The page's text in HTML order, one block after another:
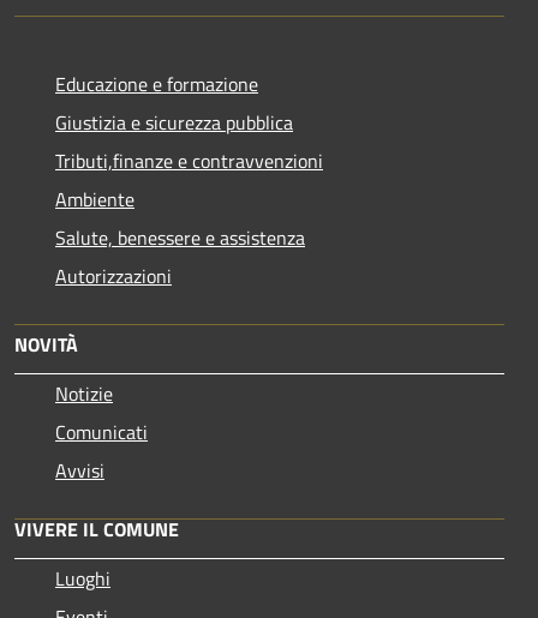
Educazione e formazione
Giustizia e sicurezza pubblica
Tributi,finanze e contravvenzioni
Ambiente
Salute, benessere e assistenza
Autorizzazioni
NOVITÀ
Notizie
Comunicati
Avvisi
VIVERE IL COMUNE
Luoghi